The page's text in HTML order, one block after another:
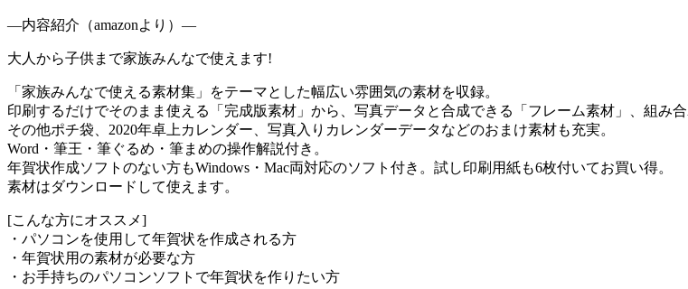
—内容紹介（amazonより）—
大人から子供まで家族みんなで使えます!
「家族みんなで使える素材集」をテーマとした幅広い雰囲気の素材を収録。
印刷するだけでそのまま使える「完成版素材」から、写真データと合成できる「フレーム素材」、組み
その他ポチ袋、2020年卓上カレンダー、写真入りカレンダーデータなどのおまけ素材も充実。
Word・筆王・筆ぐるめ・筆まめの操作解説付き。
年賀状作成ソフトのない方もWindows・Mac両対応のソフト付き。試し印刷用紙も6枚付いてお買い得。
素材はダウンロードして使えます。
[こんな方にオススメ]
・パソコンを使用して年賀状を作成される方
・年賀状用の素材が必要な方
・お手持ちのパソコンソフトで年賀状を作りたい方